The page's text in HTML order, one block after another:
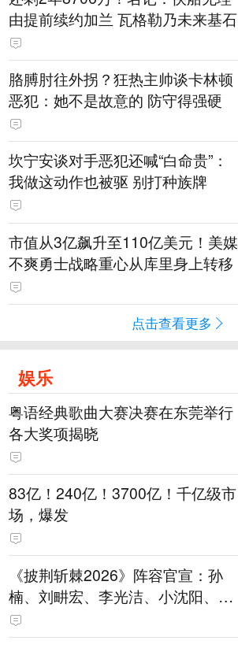
由提前续约加兰 瓦格勒乃未来基石
胳膊肘往外拐？狂热主帅谈卡林顿
恶犯：她不是故意的 防守得强硬
坎宁安谈对手恶犯还喊“白命贵”：
我做这动作也被驱 别打种族牌
市值从3亿飙升至110亿美元！美媒
不爽勇士战略重心从库里身上转移
点击查看更多
娱乐
粤语经典歌曲大赛决赛在东莞举行
各大奖项揭晓
83亿！240亿！3700亿！千亿级市
场，爆发
《披荆斩棘2026》阵容官宣：孙
楠、刘畊宏、李光洁、小沈阳、余
文乐、王传君等28位艺人